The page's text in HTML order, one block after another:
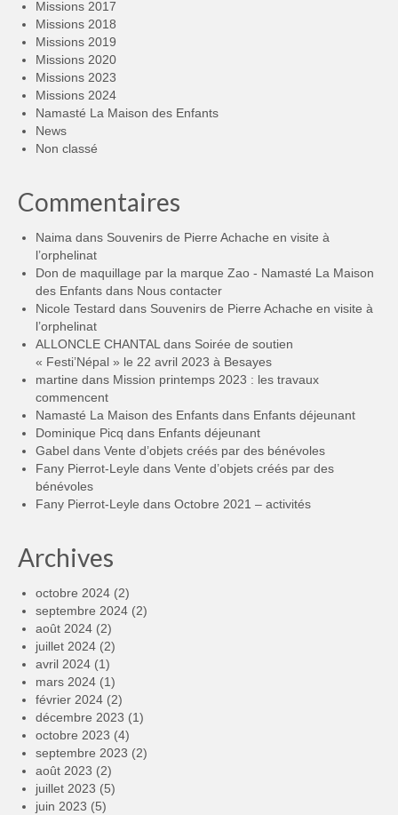
Missions 2017
Missions 2018
Missions 2019
Missions 2020
Missions 2023
Missions 2024
Namasté La Maison des Enfants
News
Non classé
Commentaires
Naima dans Souvenirs de Pierre Achache en visite à
l’orphelinat
Don de maquillage par la marque Zao - Namasté La Maison
des Enfants dans Nous contacter
Nicole Testard dans Souvenirs de Pierre Achache en visite à
l’orphelinat
ALLONCLE CHANTAL dans Soirée de soutien
« Festi’Népal » le 22 avril 2023 à Besayes
martine dans Mission printemps 2023 : les travaux
commencent
Namasté La Maison des Enfants dans Enfants déjeunant
Dominique Picq dans Enfants déjeunant
Gabel dans Vente d’objets créés par des bénévoles
Fany Pierrot-Leyle dans Vente d’objets créés par des
bénévoles
Fany Pierrot-Leyle dans Octobre 2021 – activités
Archives
octobre 2024 (2)
septembre 2024 (2)
août 2024 (2)
juillet 2024 (2)
avril 2024 (1)
mars 2024 (1)
février 2024 (2)
décembre 2023 (1)
octobre 2023 (4)
septembre 2023 (2)
août 2023 (2)
juillet 2023 (5)
juin 2023 (5)